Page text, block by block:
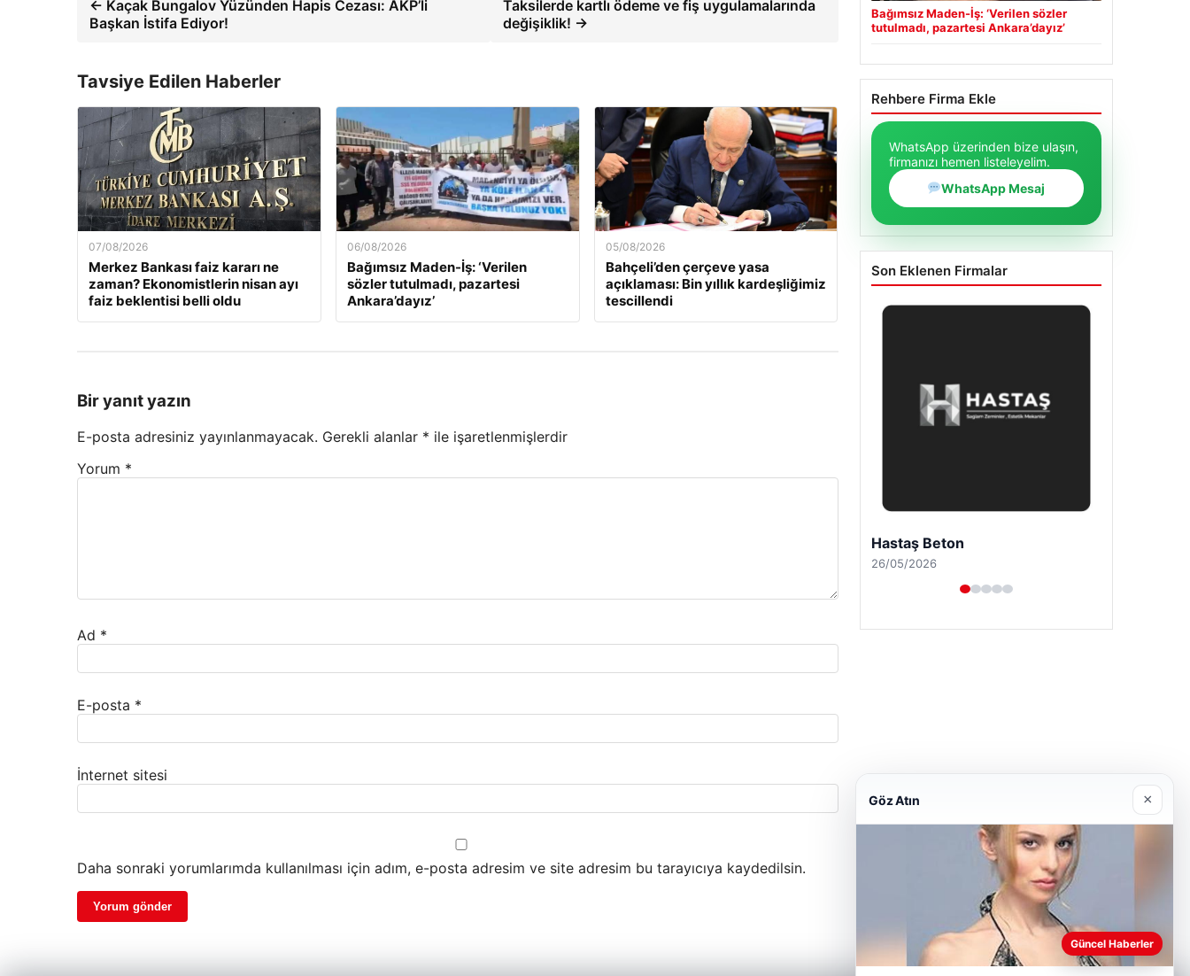
← Kaçak Bungalov Yüzünden Hapis Cezası: AKP’li
Başkan İstifa Ediyor!
Taksilerde kartlı ödeme ve fiş uygulamalarında
değişiklik! →
Tavsiye Edilen Haberler
07/08/2026
Merkez Bankası faiz kararı ne
zaman? Ekonomistlerin nisan ayı
faiz beklentisi belli oldu
06/08/2026
Bağımsız Maden-İş: ‘Verilen
sözler tutulmadı, pazartesi
Ankara’dayız’
05/08/2026
Bahçeli’den çerçeve yasa
açıklaması: Bin yıllık kardeşliğimiz
tescillendi
Bir yanıt yazın
E-posta adresiniz yayınlanmayacak. Gerekli alanlar * ile işaretlenmişlerdir
Yorum *
Ad *
E-posta *
İnternet sitesi
Daha sonraki yorumlarımda kullanılması için adım, e-posta adresim ve site adresim bu tarayıcıya kaydedilsin.
Bağımsız Maden-İş: ‘Verilen sözler
tutulmadı, pazartesi Ankara’dayız’
Rehbere Firma Ekle
WhatsApp üzerinden bize ulaşın,
firmanızı hemen listeleyelim.
WhatsApp Mesaj
Son Eklenen Firmalar
Enes Kaplan Avukatlık Bürosu
28/04/2026
Göz Atın ×
Güncel Haberler